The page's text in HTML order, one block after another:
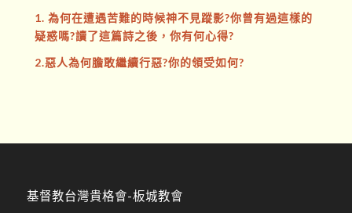
1. 為何在遭遇苦難的時候神不見蹤影?你曾有過這樣的
疑惑嗎?讀了這篇詩之後，你有何心得?
2.惡人為何膽敢繼續行惡?你的領受如何?
基督教台灣貴格會-板城教會